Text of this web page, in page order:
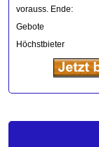
vorauss. Ende:
Gebote
Höchstbieter